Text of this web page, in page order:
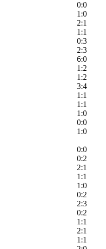
0:0
1:0
2:1
1:1
0:3
2:3
6:0
1:2
1:2
3:4
1:1
1:1
1:0
0:0
1:0
0:0
0:2
2:1
1:1
1:0
0:2
2:3
0:2
1:1
2:1
1:1